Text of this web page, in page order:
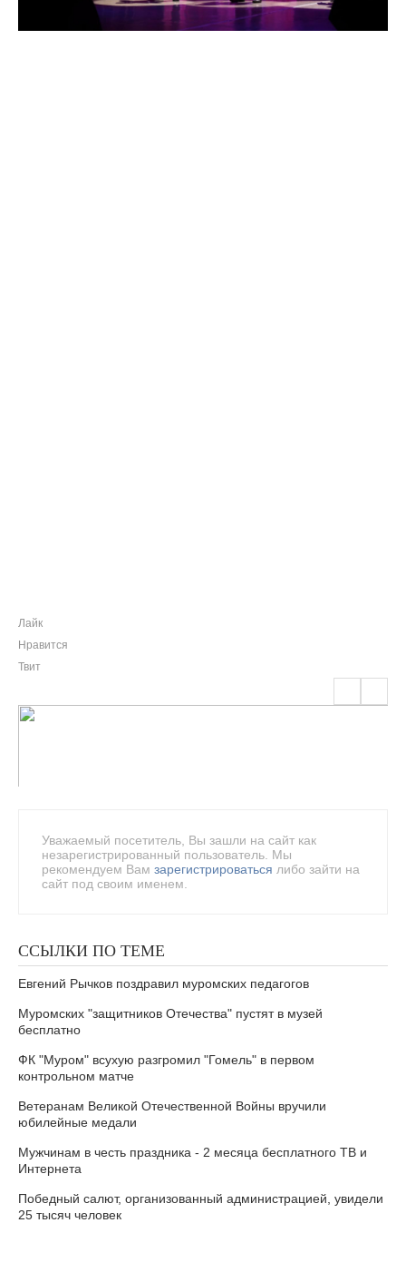
Лайк
Нравится
Твит
Уважаемый посетитель, Вы зашли на сайт как
незарегистрированный пользователь. Мы
рекомендуем Вам зарегистрироваться либо зайти на
сайт под своим именем.
ССЫЛКИ ПО ТЕМЕ
Евгений Рычков поздравил муромских педагогов
Муромских "защитников Отечества" пустят в музей
бесплатно
ФК "Муром" всухую разгромил "Гомель" в первом
контрольном матче
Ветеранам Великой Отечественной Войны вручили
юбилейные медали
Мужчинам в честь праздника - 2 месяца бесплатного ТВ и
Интернета
Победный салют, организованный администрацией, увидели
25 тысяч человек